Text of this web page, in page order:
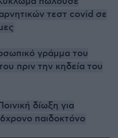
τεστ covid σε
γράμμα του
πριν την κηδεία του
δίωξη για
παιδοκτόνο